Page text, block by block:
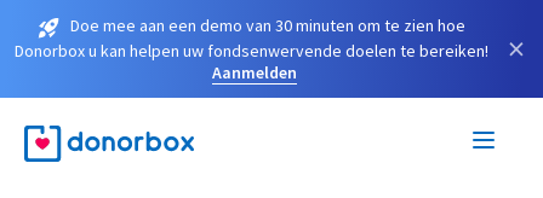
Doe mee aan een demo van 30 minuten om te zien hoe
Donorbox u kan helpen uw fondsenwervende doelen te bereiken!
Aanmelden
×